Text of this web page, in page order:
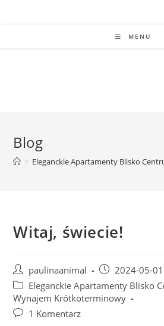
MENU
Blog
> Eleganckie Apartamenty Blisko
Witaj, świecie!
Post
author:
paulinaanimal
Post
published:
2024-05-01
Post
category:
Eleganckie Apartamenty Blisko
Wynajem Krótkoterminowy
Post1 Komentarz